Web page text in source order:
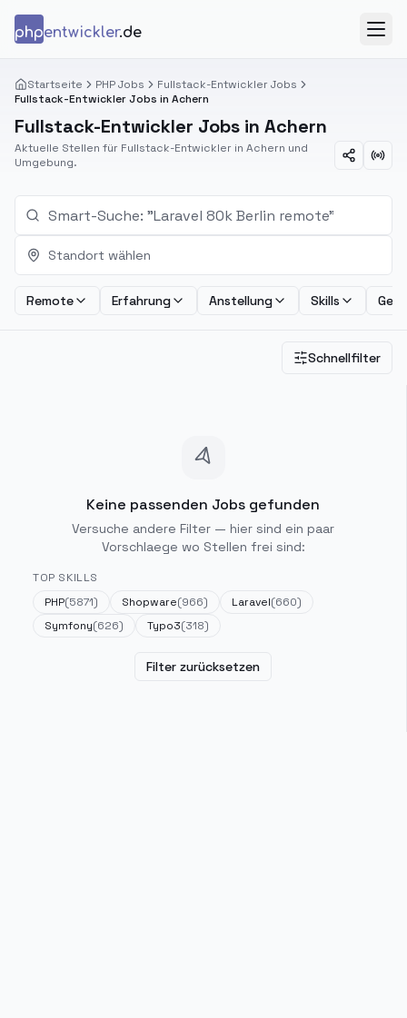
phpentwickler.de
Startseite PHP Jobs
Fullstack-Entwickler Jobs
Fullstack-Entwickler Jobs in Achern
Fullstack-Entwickler Jobs in Achern
Aktuelle Stellen für Fullstack-Entwickler in Achern und
Umgebung.
Standort wählen
Remote Erfahrung Anstellung Skills
Schnellfilter
Keine passenden Jobs gefunden
Versuche andere Filter — hier sind ein paar
Vorschlaege wo Stellen frei sind:
TOP SKILLS
PHP(5871) Shopware(966) Laravel(660)
Symfony(626) Typo3(318)
Filter zurücksetzen